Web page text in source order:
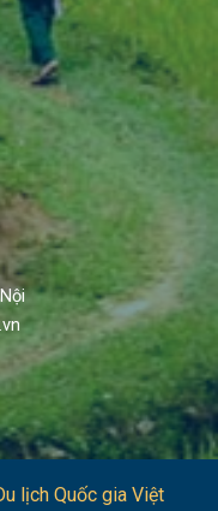
lịch Quốc gia Việt